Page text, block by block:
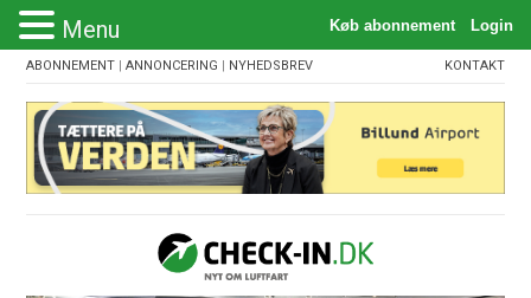
ABONNEMENT |ANNONCERING | NYHEDSBREV KONTAKT
Menu